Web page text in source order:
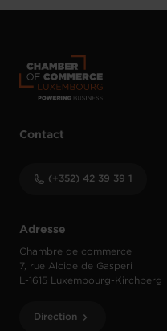
Adresse
Chambre de commerce
7, rue Alcide de Gasperi
L-1615 Luxembourg-Kirchberg
Direction
Contact
(+352) 42 39 39 1